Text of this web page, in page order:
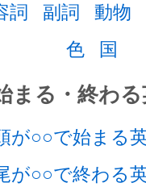
詞 副詞 動物
色 国
まる・終わ
が○○で始まる
が○○で終わる